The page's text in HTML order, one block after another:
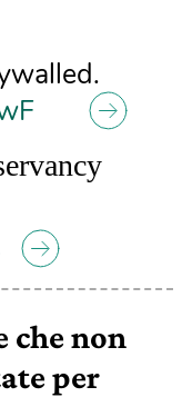
che non
per